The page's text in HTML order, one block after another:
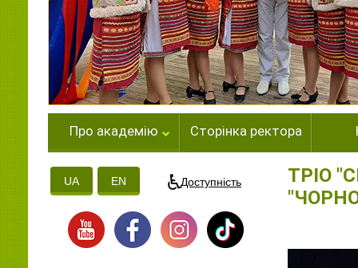
Про академію Сторінка ректора
UA EN Доступність
ТРІО